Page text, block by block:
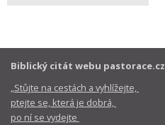
Biblický citát webu pastorace.cz
„Stůjte na cestách a vyhlížejte,
ptejte se, která je dobrá,
po ní se vydejte